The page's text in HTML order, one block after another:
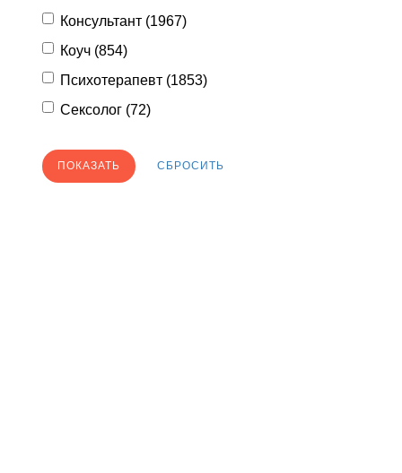
Консультант (1967)
Коуч (854)
Психотерапевт (1853)
Сексолог (72)